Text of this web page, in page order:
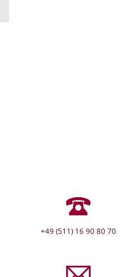
+49 (511) 16 90 80 70